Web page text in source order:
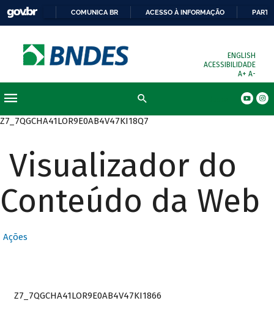
COMUNICA BR ACESSO À INFORMAÇÃO
ENGLISH
ACESSIBILIDADE
A+ A-
Z7_7QGCHA41LOR9E0AB4V47KI18Q7
Visualizador do
Conteúdo da Web
Ações
Z7_7QGCHA41LOR9E0AB4V47KI1866